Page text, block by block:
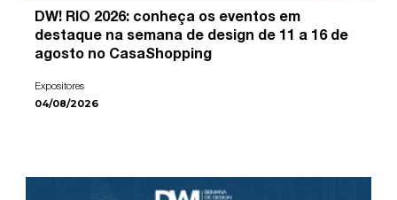
DW! RIO 2026: conheça os eventos em
destaque na semana de design de 11 a 16 de
agosto no CasaShopping
Expositores
04/08/2026